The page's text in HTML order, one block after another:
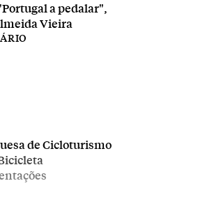
a pedalar",
Vieira
de Cicloturismo